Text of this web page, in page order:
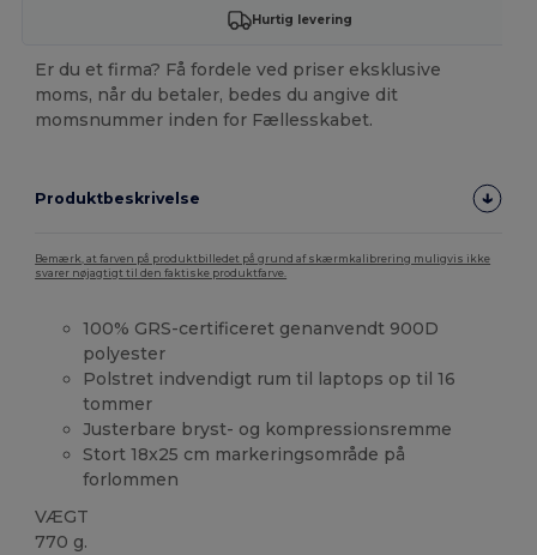
Hurtig levering
Er du et firma? Få fordele ved priser eksklusive
moms, når du betaler, bedes du angive dit
momsnummer inden for Fællesskabet.
Produktbeskrivelse
Bemærk, at farven på produktbilledet på grund af skærmkalibrering muligvis ikke
svarer nøjagtigt til den faktiske produktfarve.
100% GRS-certificeret genanvendt 900D
polyester
Polstret indvendigt rum til laptops op til 16
tommer
Justerbare bryst- og kompressionsremme
Stort 18x25 cm markeringsområde på
forlommen
VÆGT
770 g.